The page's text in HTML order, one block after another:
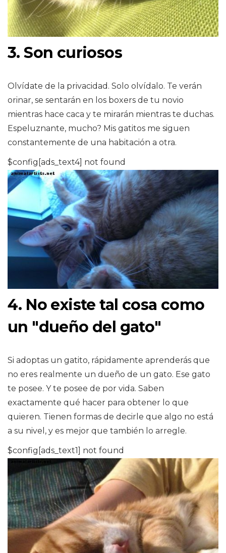
3. Son curiosos
Olvídate de la privacidad. Solo olvídalo. Te verán
orinar, se sentarán en los boxers de tu novio
mientras hace caca y te mirarán mientras te duchas.
Espeluznante, mucho? Mis gatitos me siguen
constantemente de una habitación a otra.
$config[ads_text4] not found
4. No existe tal cosa como
un "dueño del gato"
Si adoptas un gatito, rápidamente aprenderás que
no eres realmente un dueño de un gato. Ese gato
te posee. Y te posee de por vida. Saben
exactamente qué hacer para obtener lo que
quieren. Tienen formas de decirle que algo no está
a su nivel, y es mejor que también lo arregle.
$config[ads_text1] not found